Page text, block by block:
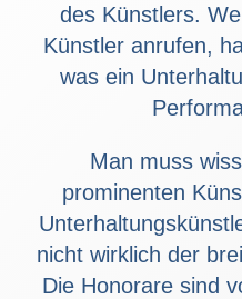
des Künstlers.
Künstler anrufen,
was ein
Man muss
prominenten
nicht wirklich der
Die Honorare sind